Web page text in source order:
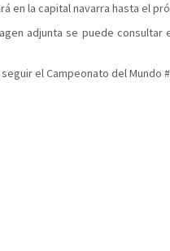
en la capital navarra hasta el
adjunta se puede
el Campeonato del Mundo